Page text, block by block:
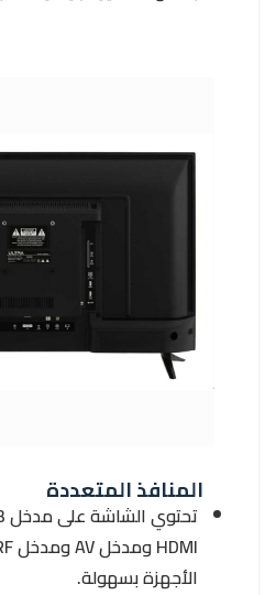
المنافذ المتعددة
الأجهزة بسهولة.